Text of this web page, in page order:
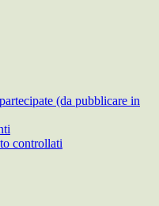
(da pubblicare in
controllati